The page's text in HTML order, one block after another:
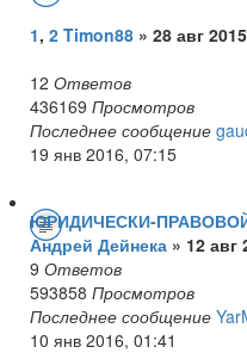
1, 2 Timon88 » 28 авг
12 Ответов
436169 Просмотров
Последнее сообщение
19 янв 2016, 07:15
ЮРИДИЧЕСКИ-ПРАВОВОЙ
Андрей Дейнека » 12 авг
9 Ответов
593858 Просмотров
Последнее сообщение
10 янв 2016, 01:41